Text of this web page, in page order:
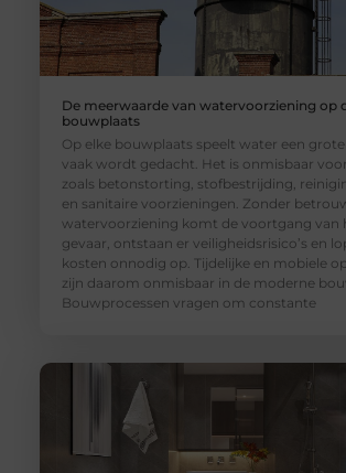
De meerwaarde van watervoorziening op
bouwplaats
Op elke bouwplaats speelt water een
vaak wordt gedacht. Het is onmisbaar
zoals betonstorting, stofbestrijding,
en sanitaire voorzieningen. Zonder
watervoorziening komt de voortgang van
gevaar, ontstaan er veiligheidsrisico’s en
kosten onnodig op. Tijdelijke en mobiele
zijn daarom onmisbaar in de moderne
Bouwprocessen vragen om constante